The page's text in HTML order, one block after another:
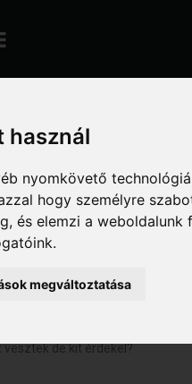
használ
nyomkövető
hogy személyre
és elemzi a
megváltoztatása
Hatalmas Archívum
[Round2]Prototype vs.
Válasz #15 Dátum:
vesztek de kit érdekel?